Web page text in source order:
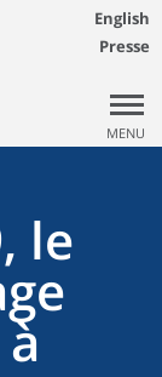
English
Presse
MENU
le